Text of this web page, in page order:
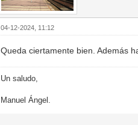
04-12-2024, 11:12
Queda ciertamente bien. Además
Un saludo,
Manuel Ángel.